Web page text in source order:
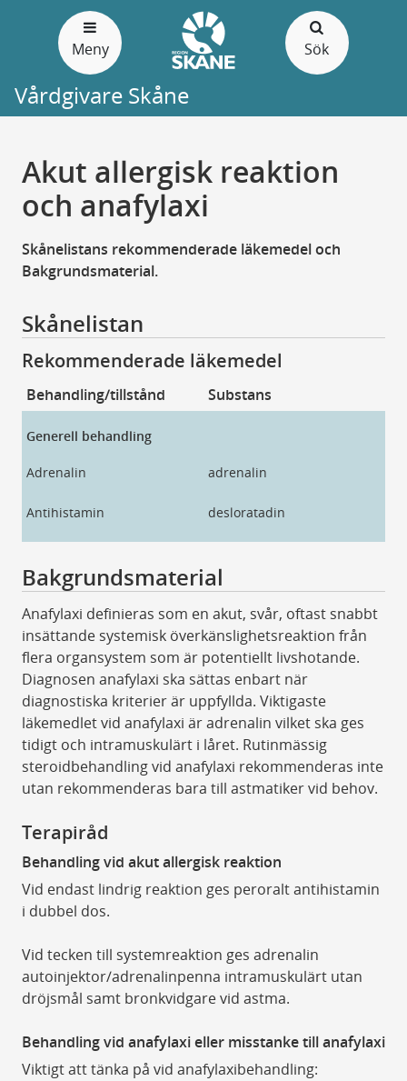
Meny Sök
Vårdgivare Skåne
Akut allergisk reaktion
och anafylaxi
Skånelistans rekommenderade läkemedel och
Bakgrundsmaterial.
Skånelistan
Rekommenderade läkemedel
Behandling/tillstånd Substans
Generell behandling
Adrenalin adrenalin
Antihistamin desloratadin
Bakgrundsmaterial
Anafylaxi definieras som en akut, svår, oftast snabbt
insättande systemisk överkänslighetsreaktion från
flera organsystem som är potentiellt livshotande.
Diagnosen anafylaxi ska sättas enbart när
diagnostiska kriterier är uppfyllda. Viktigaste
läkemedlet vid anafylaxi är adrenalin vilket ska ges
tidigt och intramuskulärt i låret. Rutinmässig
steroidbehandling vid anafylaxi rekommenderas inte
utan rekommenderas bara till astmatiker vid behov.
Terapiråd
Behandling vid akut allergisk reaktion
Vid endast lindrig reaktion ges peroralt antihistamin
i dubbel dos.
Vid tecken till systemreaktion ges adrenalin
autoinjektor/adrenalinpenna intramuskulärt utan
dröjsmål samt bronkvidgare vid astma.
Behandling vid anafylaxi eller misstanke till anafylaxi
Viktigt att tänka på vid anafylaxibehandling: